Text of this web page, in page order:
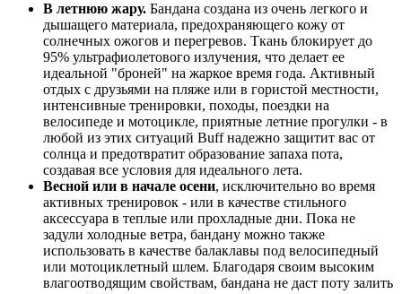
В летнюю жару. Бандана создана из очень легкого и
дышащего материала, предохраняющего кожу от
солнечных ожогов и перегревов. Ткань блокирует до
95% ультрафиолетового излучения, что делает ее
идеальной "броней" на жаркое время года. Активный
отдых с друзьями на пляже или в гористой местности,
интенсивные тренировки, походы, поездки на
велосипеде и мотоцикле, приятные летние прогулки - в
любой из этих ситуаций Buff надежно защитит вас от
солнца и предотвратит образование запаха пота,
создавая все условия для идеального лета.
Весной или в начале осени, исключительно во время
активных тренировок - или в качестве стильного
аксессуара в теплые или прохладные дни. Пока не
задули холодные ветра, бандану можно также
использовать в качестве балаклавы под велосипедный
или мотоциклетный шлем. Благодаря своим высоким
влагоотводящим свойствам, бандана не даст поту залить